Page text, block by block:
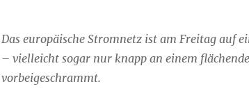
Das europäische Stromnetz ist am Freitag auf
– vielleicht sogar nur knapp an einem
vorbeigeschrammt.